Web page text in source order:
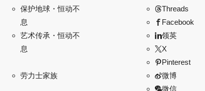
保护地球・恒动不
息
艺术传承・恒动不
息
劳力士家族
Threads
Facebook
领英
X
Pinterest
微博
微信